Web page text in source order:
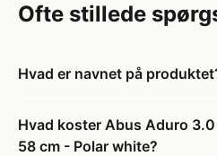
Ofte stillede
Hvad er navnet på
Hvad koster Abus Aduro
58 cm - Polar white?